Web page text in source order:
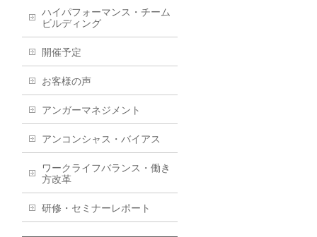
ハイパフォーマンス・チーム
ビルディング
開催予定
お客様の声
アンガーマネジメント
アンコンシャス・バイアス
ワークライフバランス・働き
方改革
研修・セミナーレポート